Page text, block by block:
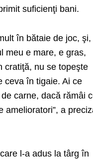
suficienţi bani.
în bătaie de joc, şi,
meu e mare, e gras,
cratiţă, nu se topeşte
ceva în tigaie. Ai ce
carne, dacă rămâi
amelioratori”, a
l-a adus la târg în